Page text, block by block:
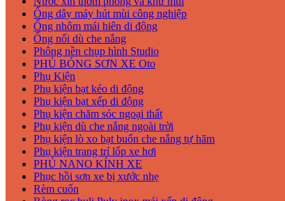
Ống dây máy hút mùi công nghiệp
Ống nhôm mái hiên di động
Ống nối dù che nắng
Phông nền chụp hình Studio
PHỦ BÓNG SƠN XE Oto
Phụ Kiện
Phụ kiện bạt kéo di động
Phụ kiện bạt xếp di động
Phụ kiện chăm sóc ngoại thất
Phụ kiện dù che nắng ngoài trời
Phụ kiện lò xo bạt buốn che nắng tự hãm
Phụ kiện trang trí lốp xe hơi
PHỦ NANO KÍNH XE
Phục hồi sơn xe bị xước nhẹ
Rèm cuốn